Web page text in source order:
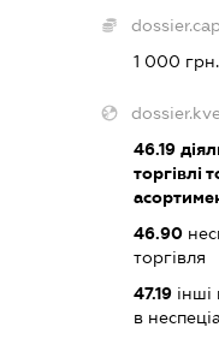
1 000 грн.
46.19
торгівлі
46.90
торгівля
47.19інші
в